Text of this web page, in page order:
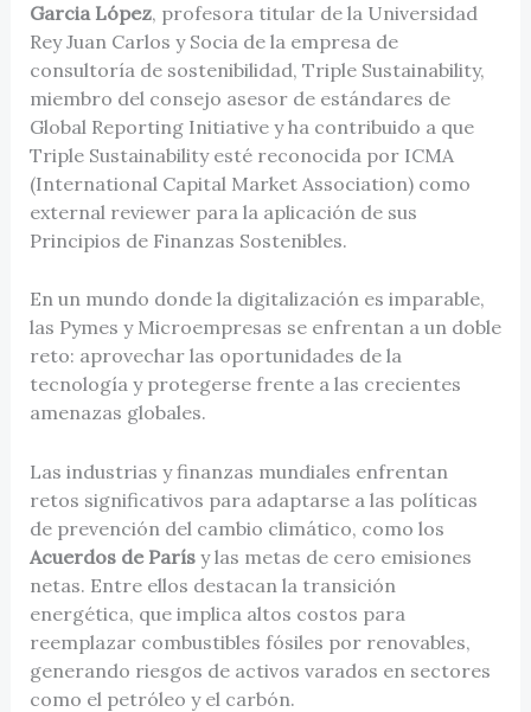
Garcia López, profesora titular de la Universidad
Rey Juan Carlos y Socia de la empresa de
consultoría de sostenibilidad, Triple Sustainability,
miembro del consejo asesor de estándares de
Global Reporting Initiative y ha contribuido a que
Triple Sustainability esté reconocida por ICMA
(International Capital Market Association) como
external reviewer para la aplicación de sus
Principios de Finanzas Sostenibles.
En un mundo donde la digitalización es imparable,
las Pymes y Microempresas se enfrentan a un doble
reto: aprovechar las oportunidades de la
tecnología y protegerse frente a las crecientes
amenazas globales.
Las industrias y finanzas mundiales enfrentan
retos significativos para adaptarse a las políticas
de prevención del cambio climático, como los
Acuerdos de Parísy las metas de cero emisiones
netas. Entre ellos destacan la transición
energética, que implica altos costos para
reemplazar combustibles fósiles por renovables,
generando riesgos de activos varados en sectores
como el petróleo y el carbón.